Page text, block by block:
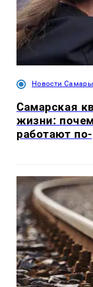
Новости Самары
Самарская
жизни:
работают